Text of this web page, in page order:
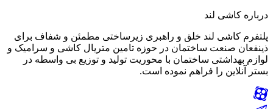
درباره کاشی لند
پلتفرم کاشی لند خلق و راهبری زیرساختی مطمئن و شفاف برای
ذینفعان صنعت ساختمان در حوزه تامین متریال کاشی و سرامیک و
لوازم بهداشتی ساختمان با محوریت تولید و توزیع بی واسطه در
بستر آنلاین را فراهم نموده است.